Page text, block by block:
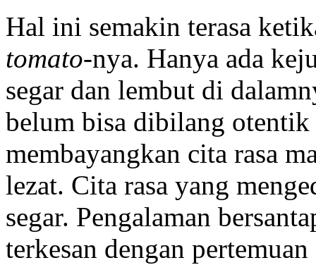
Hal ini semakin terasa
tomato-nya. Hanya ada
segar dan lembut di
belum bisa dibilang otentik
membayangkan cita rasa
lezat. Cita rasa yang
segar. Pengalaman
terkesan dengan